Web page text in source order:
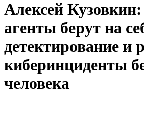
Алексей
агенты берут на
детектирование и
киберинциденты
человека